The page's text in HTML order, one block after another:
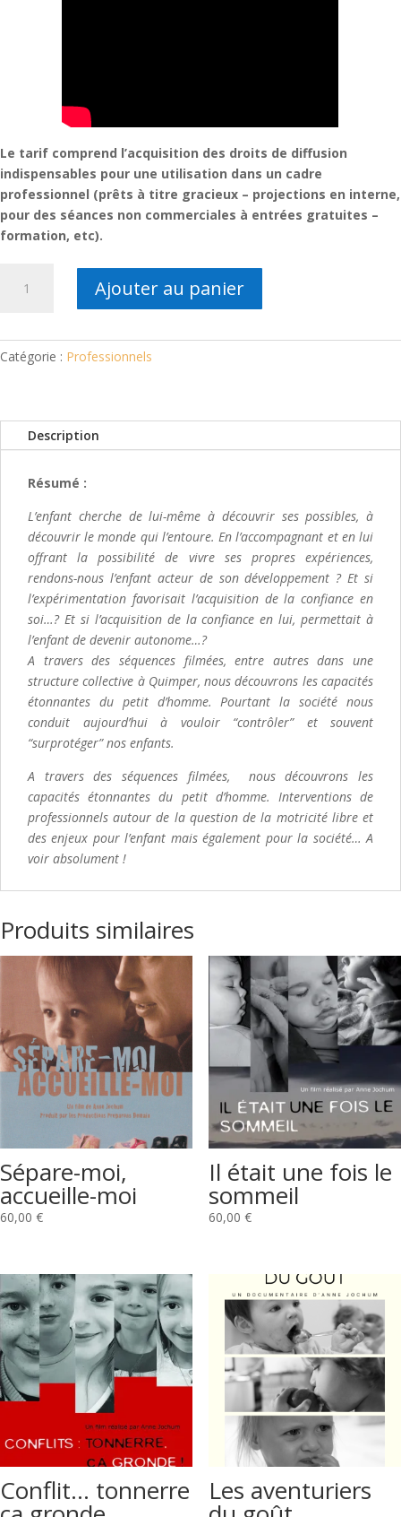
Le tarif comprend l’acquisition des droits de diffusion
indispensables pour une utilisation dans un cadre
professionnel (prêts à titre gracieux – projections en interne,
pour des séances non commerciales à entrées gratuites –
formation, etc).
son
dans
Ajouter au panier
Catégorie : Professionnels
Description
Résumé :
L’enfant cherche de lui-même à découvrir ses possibles, à
découvrir le monde qui l’entoure. En l’accompagnant et en lui
offrant la possibilité de vivre ses propres expériences,
rendons-nous l’enfant acteur de son développement ? Et si
l’expérimentation favorisait l’acquisition de la confiance en
soi…? Et si l’acquisition de la confiance en lui, permettait à
l’enfant de devenir autonome…?
A travers des séquences filmées, entre autres dans une
structure collective à Quimper, nous découvrons les capacités
étonnantes du petit d’homme. Pourtant la société nous
conduit aujourd’hui à vouloir “contrôler” et souvent
“surprotéger” nos enfants.
A travers des séquences filmées, nous découvrons les
capacités étonnantes du petit d’homme. Interventions de
professionnels autour de la question de la motricité libre et
des enjeux pour l’enfant mais également pour la société… A
voir absolument !
Produits similaires
Sépare-moi,
accueille-moi
60,00 €
Il était une fois le
sommeil
60,00 €
Conflit… tonnerre Les aventuriers